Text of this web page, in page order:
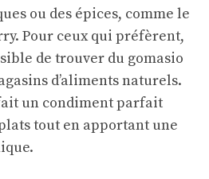
ou des épices, comme le
Pour ceux qui préfèrent,
de trouver du gomasio
d’aliments naturels.
un condiment parfait
tout en apportant une